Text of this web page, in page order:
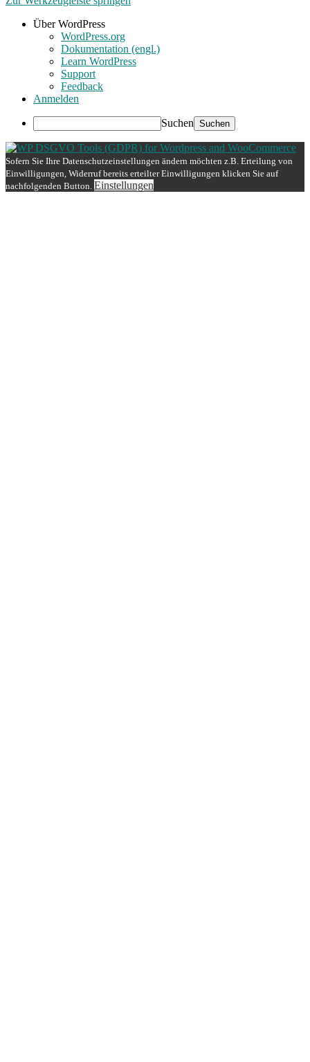
Über WordPress
WordPress.org
Dokumentation (engl.)
Learn WordPress
Support
Feedback
Anmelden
Suchen
Sofern Sie Ihre Datenschutzeinstellungen ändern möchten z.B. Erteilung von
Einwilligungen, Widerruf bereits erteilter Einwilligungen klicken Sie auf
nachfolgenden Button. Einstellungen